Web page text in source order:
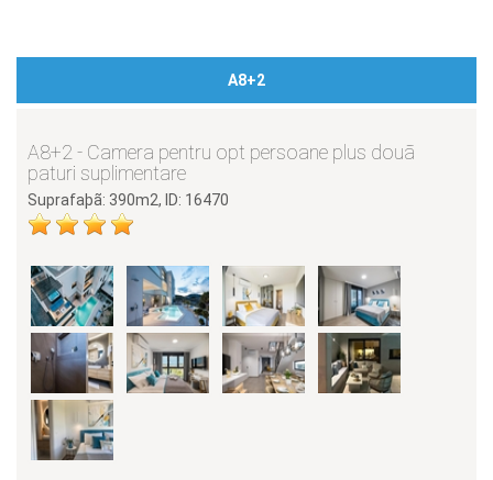
A8+2
A8+2 - Camera pentru opt persoane plus douã
paturi suplimentare
Suprafaþã: 390m2, ID: 16470